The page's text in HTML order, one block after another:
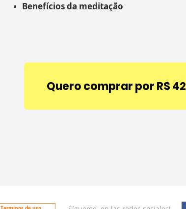
Benefícios da meditação
Quero comprar por R$ 42